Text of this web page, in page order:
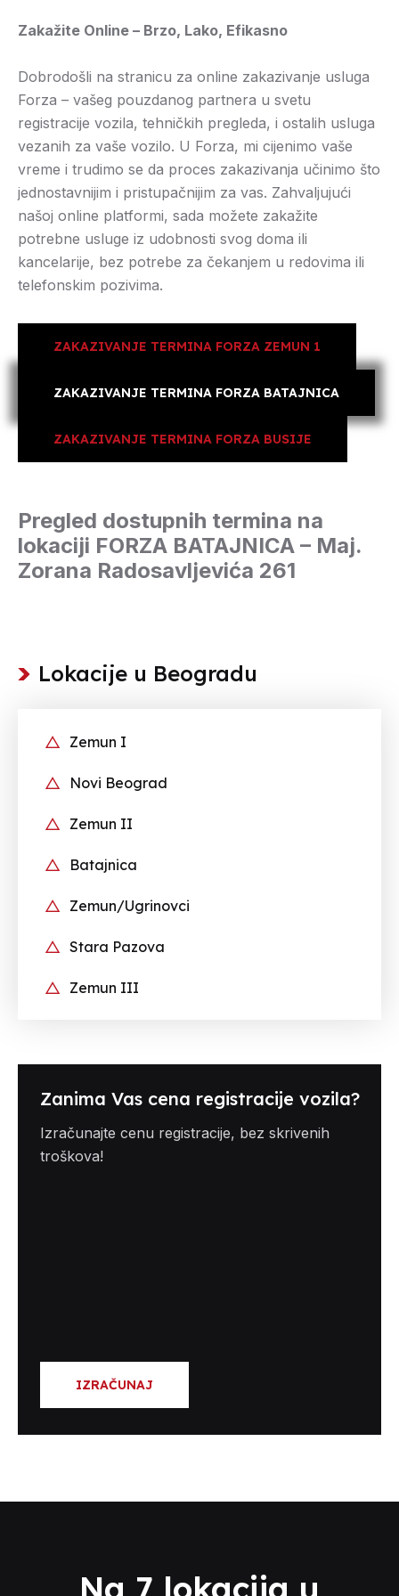
Zakažite Online – Brzo, Lako, Efikasno
Dobrodošli na stranicu za online zakazivanje usluga
Forza – vašeg pouzdanog partnera u svetu
registracije vozila, tehničkih pregleda, i ostalih usluga
vezanih za vaše vozilo. U Forza, mi cijenimo vaše
vreme i trudimo se da proces zakazivanja učinimo što
jednostavnijim i pristupačnijim za vas. Zahvaljujući
našoj online platformi, sada možete zakažite
potrebne usluge iz udobnosti svog doma ili
kancelarije, bez potrebe za čekanjem u redovima ili
telefonskim pozivima.
ZAKAZIVANJE TERMINA FORZA ZEMUN 1
ZAKAZIVANJE TERMINA FORZA BATAJNICA
ZAKAZIVANJE TERMINA FORZA BUSIJE
Pregled dostupnih termina na
lokaciji FORZA BATAJNICA – Maj.
Zorana Radosavljevića 261
Lokacije u Beogradu
Zemun I
Novi Beograd
Zemun II
Batajnica
Zemun/Ugrinovci
Stara Pazova
Zemun III
Zanima Vas cena registracije vozila?
Izračunajte cenu registracije, bez skrivenih
troškova!
IZRAČUNAJ